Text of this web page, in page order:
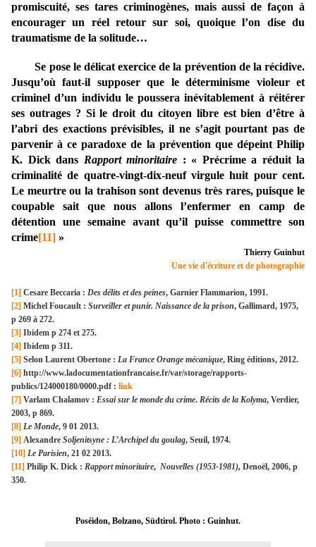
promiscuité, ses tares criminogènes, mais aussi de façon à
encourager un réel retour sur soi, quoique l’on dise du
traumatisme de la solitude…
Se pose le délicat exercice de la prévention de la récidive.
Jusqu’où faut-il supposer que le déterminisme violeur et
criminel d’un individu le poussera inévitablement à réitérer
ses outrages ? Si le droit du citoyen libre est bien d’être à
l’abri des exactions prévisibles, il ne s’agit pourtant pas de
parvenir à ce paradoxe de la prévention que dépeint Philip
K. Dick dans Rapport minoritaire : « Précrime a réduit la
criminalité de quatre-vingt-dix-neuf virgule huit pour cent.
Le meurtre ou la trahison sont devenus très rares, puisque le
coupable sait que nous allons l’enfermer en camp de
détention une semaine avant qu’il puisse commettre son
crime[11] »
Thierry Guinhut
Une vie d'écriture et de photographie
[1] Cesare Beccaria : Des délits et des peines, Garnier Flammarion, 1991.
[2] Michel Foucault : Surveiller et punir. Naissance de la prison, Gallimard, 1975,
p 269 à 272.
[3] Ibidem p 274 et 275.
[4] Ibidem p 311.
[5] Selon Laurent Obertone : La France Orange mécanique, Ring éditions, 2012.
[6] http://www.ladocumentationfrancaise.fr/var/storage/rapports-
publics/124000180/0000.pdf : link
[7] Varlam Chalamov : Essai sur le monde du crime. Récits de la Kolyma, Verdier,
2003, p 869.
[8] Le Monde, 9 01 2013.
[9] Alexandre Soljenitsyne : L’Archipel du goulag, Seuil, 1974.
[10] Le Parisien, 21 02 2013.
[11] Philip K. Dick : Rapport minoritaire, Nouvelles (1953-1981), Denoël, 2006, p
350.
Poséidon, Bolzano, Südtirol. Photo : Guinhut.